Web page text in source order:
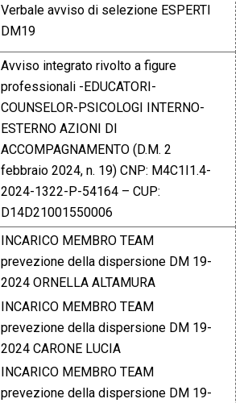
Verbale avviso di selezione ESPERTI
DM19
Avviso integrato rivolto a figure
professionali -EDUCATORI-
COUNSELOR-PSICOLOGI INTERNO-
ESTERNO AZIONI DI
ACCOMPAGNAMENTO (D.M. 2
febbraio 2024, n. 19) CNP: M4C1I1.4-
2024-1322-P-54164 – CUP:
D14D21001550006
INCARICO MEMBRO TEAM
prevezione della dispersione DM 19-
2024 ORNELLA ALTAMURA
INCARICO MEMBRO TEAM
prevezione della dispersione DM 19-
2024 CARONE LUCIA
INCARICO MEMBRO TEAM
prevezione della dispersione DM 19-